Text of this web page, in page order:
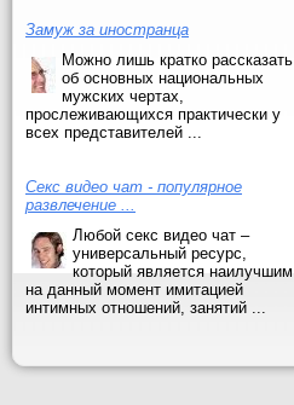
Замуж за иностранца
Можно лишь кратко рассказать
об основных национальных
мужских чертах,
прослеживающихся практически у
всех представителей ...
Секс видео чат - популярное
развлечение ...
Любой секс видео чат –
универсальный ресурс,
который является наилучшим
на данный момент имитацией
интимных отношений, занятий ...